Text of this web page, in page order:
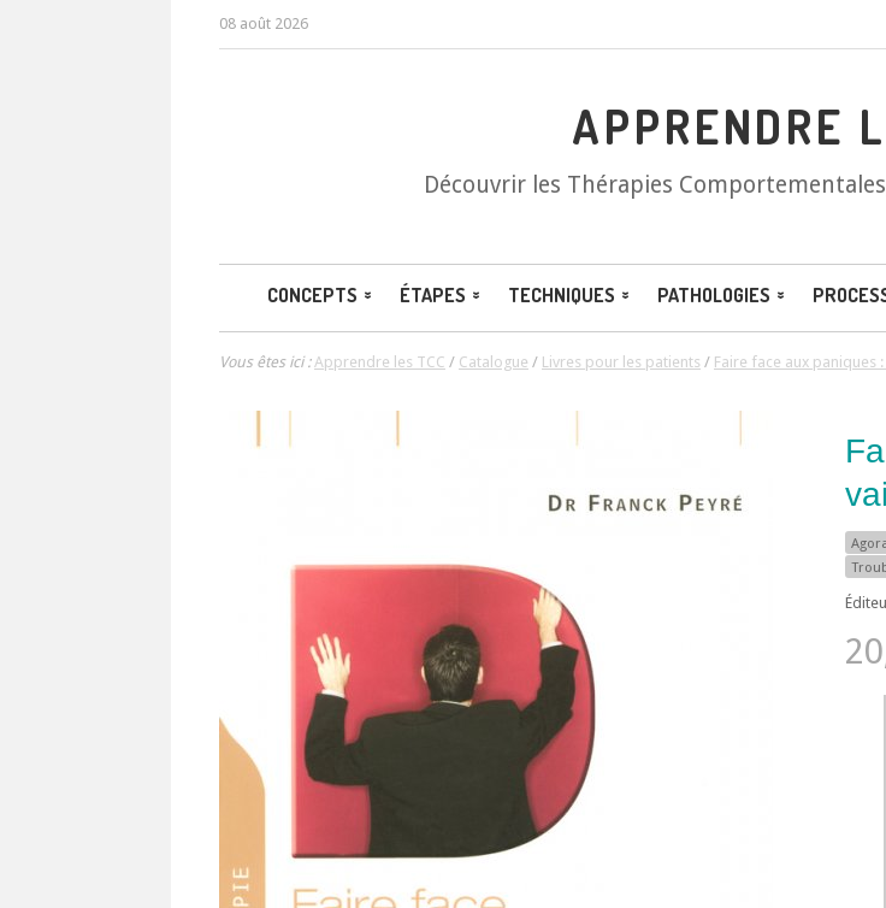
08 août 2026
APPRENDRE
Découvrir les Thérapies
CONCEPTS ÉTAPES TECHNIQUES PATHOLOGIES
Vous êtes ici :Apprendre les TCC / Catalogue / Livres pour les patients / Faire face aux paniques